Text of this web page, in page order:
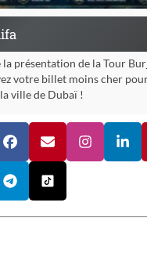
la présentation de la Tour
votre billet moins cher
ville de Dubaï !